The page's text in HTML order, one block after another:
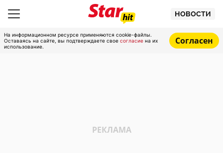
НОВОСТИ
На информационном ресурсе применяются cookie-файлы.
Оставаясь на сайте, вы подтверждаете свое согласие на их
использование.
Согласен